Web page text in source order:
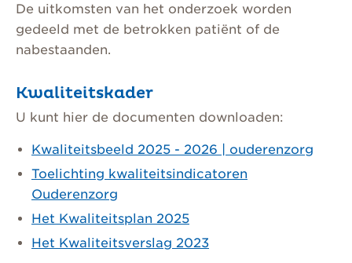
De uitkomsten van het onderzoek worden
gedeeld met de betrokken patiënt of de
nabestaanden.
Kwaliteitskader
U kunt hier de documenten downloaden:
Kwaliteitsbeeld 2025 - 2026 | ouderenzorg
Toelichting kwaliteitsindicatoren
Ouderenzorg
Het Kwaliteitsplan 2025
Het Kwaliteitsverslag 2023